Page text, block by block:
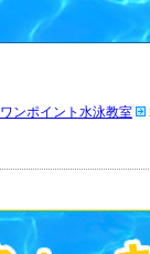
ワンポイント水泳教室